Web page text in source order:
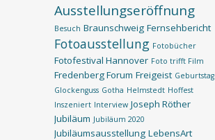
Ausstellungseröffnung
Besuch Braunschweig Fernsehbericht
Fotoausstellung Fotobücher
Fotofestival Hannover Foto trifft Film
Fredenberg Forum Freigeist Geburtstag
Glockenguss Gotha Helmstedt Hoffest
Inszeniert Interview Joseph Röther
Jubiläum Jubiläum 2020
Jubiläumsausstellung LebensArt